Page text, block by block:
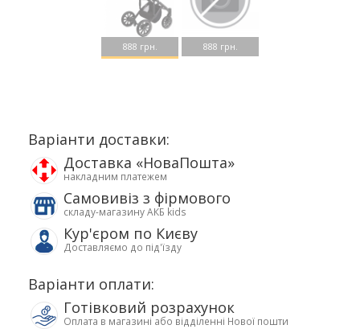
888 грн. 888 грн.
Варіанти доставки:
Доставка «НоваПошта»
накладним платежем
Самовивіз з фірмового
складу-магазину АКБ kids
Кур'єром по Києву
Доставляємо до під'їзду
Варіанти оплати:
Готівковий розрахунок
Оплата в магазині або відділенні Нової пошти